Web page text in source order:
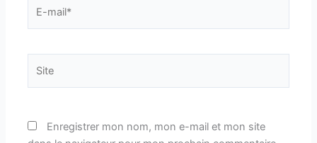
mail*
Enregistrer mon nom, mon e-mail et mon site